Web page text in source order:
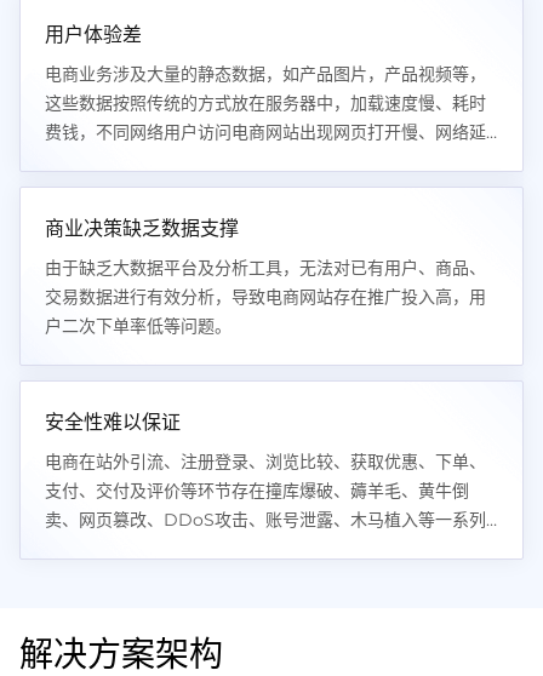
用户体验差
电商业务涉及大量的静态数据，如产品图片，产品视频等，
这些数据按照传统的方式放在服务器中，加载速度慢、耗时
费钱，不同网络用户访问电商网站出现网页打开慢、网络延
商业决策缺乏数据支撑
由于缺乏大数据平台及分析工具，无法对已有用户、商品、
交易数据进行有效分析，导致电商网站存在推广投入高，用
户二次下单率低等问题。
安全性难以保证
电商在站外引流、注册登录、浏览比较、获取优惠、下单、
支付、交付及评价等环节存在撞库爆破、薅羊毛、黄牛倒
卖、网页篡改、DDoS攻击、账号泄露、木马植入等一系列
解决方案架构